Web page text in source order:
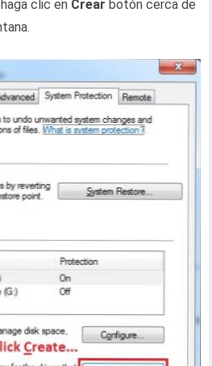
clic en Crear botón cerca de